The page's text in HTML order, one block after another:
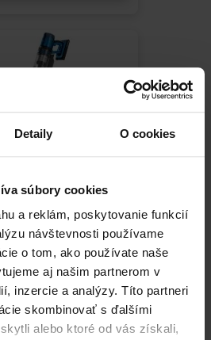
Detaily O cookies
súbory cookies
a reklám, poskytovanie funkcií
návštevnosti používame
o tom, ako používate naše
aj našim partnerom v
inzercie a analýzy. Títo partneri
skombinovať s ďalšími
alebo ktoré od vás získali,
EPA12
Bezdrôtové
Porovnať